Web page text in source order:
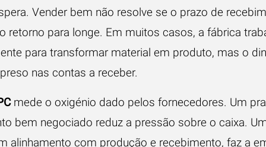
Vender bem não resolve se o prazo de
retorno para longe. Em muitos casos, a fábrica
para transformar material em produto, mas o
nas contas a receber.
mede o oxigénio dado pelos fornecedores. Um
bem negociado reduz a pressão sobre o caixa.
alinhamento com produção e recebimento, faz a